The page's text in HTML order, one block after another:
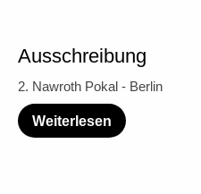
Ausschreibung
2. Nawroth Pokal - Berlin
Weiterlesen